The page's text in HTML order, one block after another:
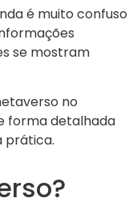
é muito confuso
se mostram
no
forma detalhada
prática.